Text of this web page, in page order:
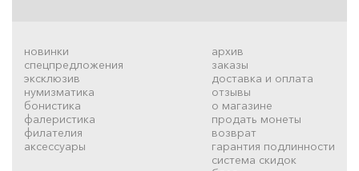
новинки
спецпредложения
эксклюзив
нумизматика
бонистика
фалеристика
филателия
аксессуары
архив
заказы
доставка и оплата
отзывы
о магазине
продать монеты
возврат
гарантия подлинности
система скидок